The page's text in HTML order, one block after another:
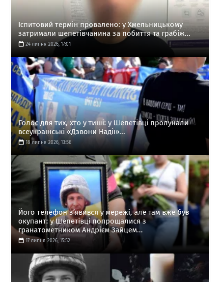
Іспитовий термін провалено: у Хмельницькому
затримали шепетівчанина за побиття та грабіж...
24 липня 2026, 17:01
Голос для тих, хто у тиші: у Шепетівці пролунали
всеукраїнські «Дзвони Надії»...
18 липня 2026, 13:56
Його телефон з’явився у мережі, але там вже був
окупант: у Шепетівці попрощалися з
гранатометником Андрієм Зайцем...
17 липня 2026, 15:52